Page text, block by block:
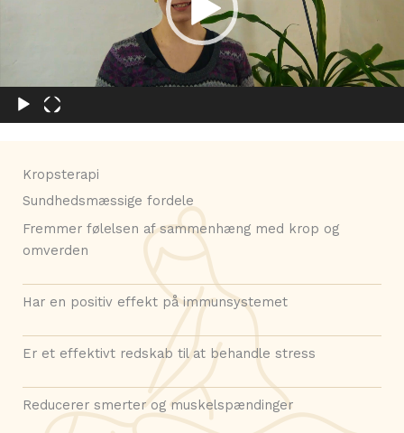
Kropsterapi
Sundhedsmæssige fordele
Fremmer følelsen af sammenhæng med krop og
omverden
Har en positiv effekt på immunsystemet
Er et effektivt redskab til at behandle stress
Reducerer smerter og muskelspændinger